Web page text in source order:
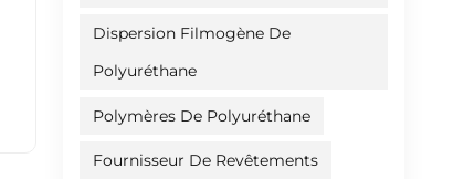
Dispersion Filmogène De
Polyuréthane
Polymères De Polyuréthane
Fournisseur De Revêtements